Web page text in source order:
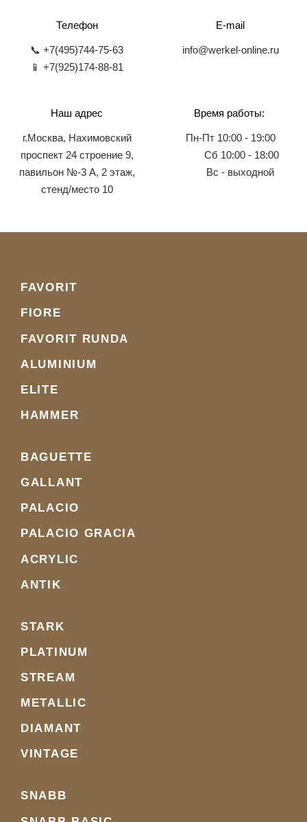
Телефон
📞 +7(495)744-75-63
📱 +7(925)174-88-81
E-mail
info@werkel-online.ru
Наш адрес
г.Москва, Нахимовский
проспект 24 строение 9,
павильон №-3 А, 2 этаж,
стенд/место 10
Время работы:
Пн-Пт 10:00 - 19:00
Сб 10:00 - 18:00
Вс - выходной
FAVORIT
FIORE
FAVORIT RUNDA
ALUMINIUM
ELITE
HAMMER
BAGUETTE
GALLANT
PALACIO
PALACIO GRACIA
ACRYLIC
ANTIK
STARK
PLATINUM
STREAM
METALLIC
DIAMANT
VINTAGE
SNABB